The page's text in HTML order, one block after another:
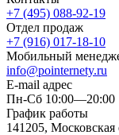
+7 (495) 088-92-19
Отдел продаж
+7 (916) 017-18-10
Мобильный
info@pointernety.ru
E-mail адрес
Пн-Сб 10:00—20:00
График работы
141205,